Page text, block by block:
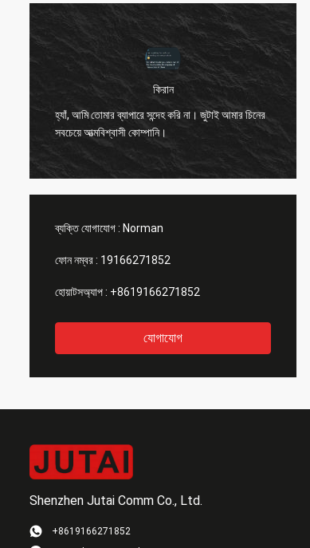
কিরান
হ্যাঁ, আমি তোমার ব্যাপারে সন্দেহ করি না। জুটাই আমার চিনের
সবচেয়ে আত্মবিশ্বাসী কোম্পানি।
ব্যক্তি যোগাযোগ : Norman
ফোন নম্বর : 19166271852
হোয়াটসঅ্যাপ : +8619166271852
যোগাযোগ
Shenzhen Jutai Comm Co., Ltd.
+8619166271852